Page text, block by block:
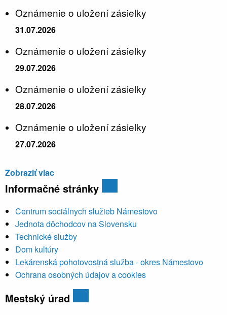
Oznámenie o uložení zásielky
31.07.2026
Oznámenie o uložení zásielky
29.07.2026
Oznámenie o uložení zásielky
28.07.2026
Oznámenie o uložení zásielky
27.07.2026
Zobraziť viac
Informačné stránky
Centrum sociálnych služieb Námestovo
Jednota dôchodcov na Slovensku
Technické služby
Dom kultúry
Lekárenská pohotovostná služba - okres Námestovo
Ochrana osobných údajov a cookies
Mestský úrad